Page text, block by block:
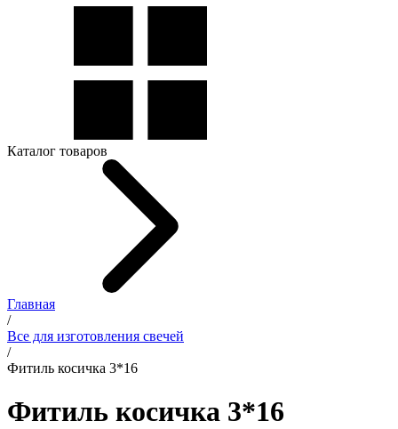
Каталог товаров
Главная
/
Все для изготовления свечей
/
Фитиль косичка 3*16
Фитиль косичка 3*16